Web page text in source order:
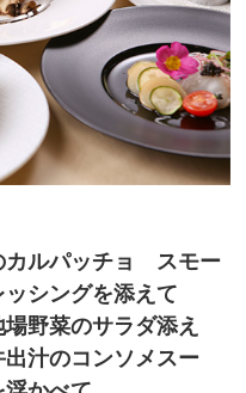
カルパッチョ スモー
シングを添えて
野菜のサラダ添え
汁のコンソメスー